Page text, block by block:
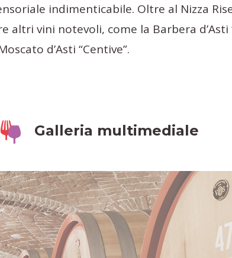
indimenticabile. Oltre al Nizza
altri vini notevoli, come la Barbera d’Asti
d’Asti “Centive”.
Galleria multimediale